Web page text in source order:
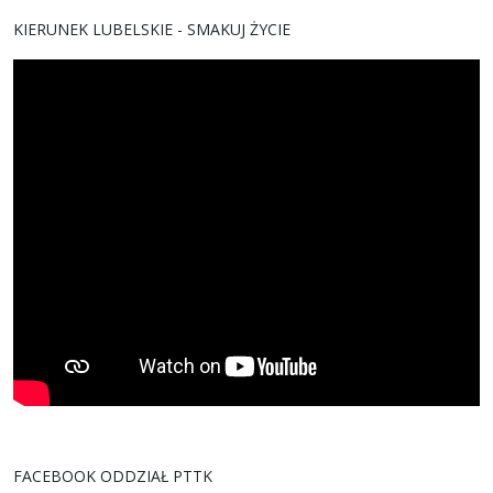
KIERUNEK LUBELSKIE - SMAKUJ ŻYCIE
FACEBOOK ODDZIAŁ PTTK